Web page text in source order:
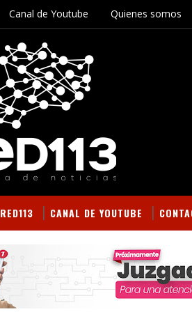
Canal de Youtube Quienes somos
RED113 CANAL DE YOUTUBE